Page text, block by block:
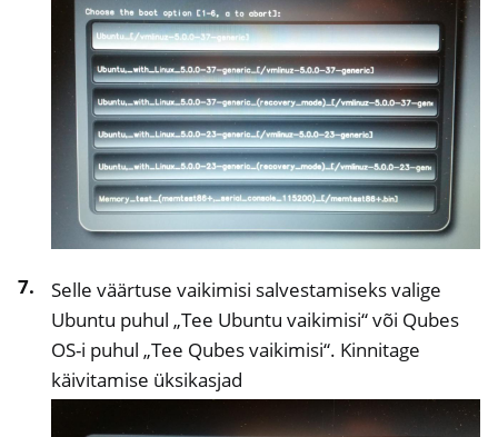
Selle väärtuse vaikimisi salvestamiseks valige
Ubuntu puhul „Tee Ubuntu vaikimisi“ või Qubes
OS-i puhul „Tee Qubes vaikimisi“. Kinnitage
käivitamise üksikasjad